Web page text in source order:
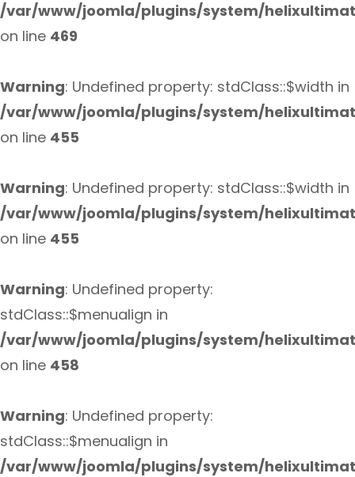
/var/www/joomla/plugins/system/
on line 469
Warning: Undefined property: stdClass::$width in
/var/www/joomla/plugins/system/
on line 455
Warning: Undefined property: stdClass::$width in
/var/www/joomla/plugins/system/
on line 455
Warning: Undefined property:
stdClass::$menualign in
/var/www/joomla/plugins/system/
on line 458
Warning: Undefined property:
stdClass::$menualign in
/var/www/joomla/plugins/system/